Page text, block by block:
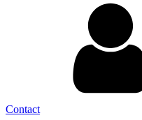
Contact